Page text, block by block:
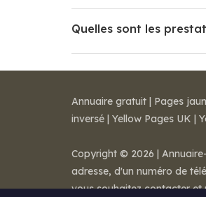
Quelles sont les
Annuaire gratuit | Pages
inversé | Yellow Pages UK |
Copyright © 2026 |
adresse, d'un numéro de
vous souhaitez contacter